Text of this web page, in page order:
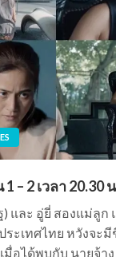
– 2 เวลา 20.30
และ อู่ยี่ สองแม่ลูก
ระเทศไทย หวังจะ
มื่อได้พบกับ นายจ้าง